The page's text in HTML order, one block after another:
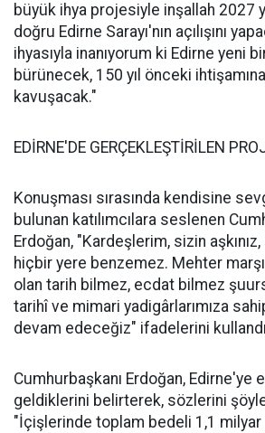
büyük ihya projesiyle inşallah 2027
doğru Edirne Sarayı'nın açılışını
ihyasıyla inanıyorum ki Edirne yeni
bürünecek, 150 yıl önceki
kavuşacak."
EDİRNE'DE GERÇEKLEŞTİRİLEN
Konuşması sırasında kendisine
bulunan katılımcılara seslenen
Erdoğan, "Kardeşlerim, sizin
hiçbir yere benzemez. Mehter
olan tarih bilmez, ecdat bilmez
tarihî ve mimari yadigârlarımıza
devam edeceğiz" ifadelerini
Cumhurbaşkanı Erdoğan, Edirne'ye
geldiklerini belirterek, sözlerini
"İçişlerinde toplam bedeli 1,1 milyar